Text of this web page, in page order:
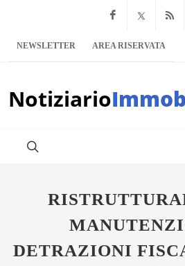
Facebook
x.com
NEWSLETTER AREA RISERVATA
Notiziario
DETRAZIONI